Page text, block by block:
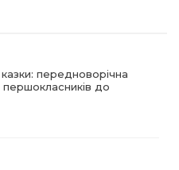
до Донбасу:
передноворічна
першокласників до